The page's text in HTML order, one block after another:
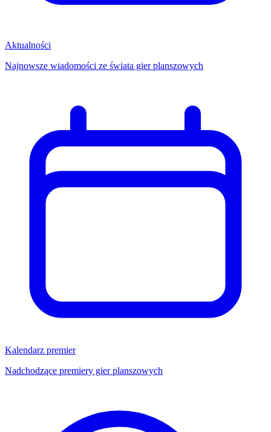
Aktualności
Najnowsze wiadomości ze świata gier planszowych
Kalendarz premier
Nadchodzące premiery gier planszowych